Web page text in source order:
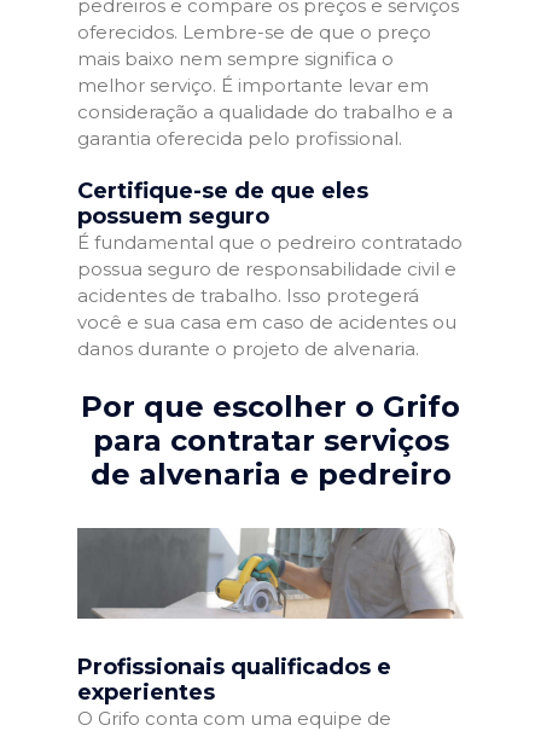
pedreiros e compare os preços e serviços
oferecidos. Lembre-se de que o preço
mais baixo nem sempre significa o
melhor serviço. É importante levar em
consideração a qualidade do trabalho e a
garantia oferecida pelo profissional.
Certifique-se de que eles
possuem seguro
É fundamental que o pedreiro contratado
possua seguro de responsabilidade civil e
acidentes de trabalho. Isso protegerá
você e sua casa em caso de acidentes ou
danos durante o projeto de alvenaria.
Por que escolher o Grifo
para contratar serviços
de alvenaria e pedreiro
Profissionais qualificados e
experientes
O Grifo conta com uma equipe de